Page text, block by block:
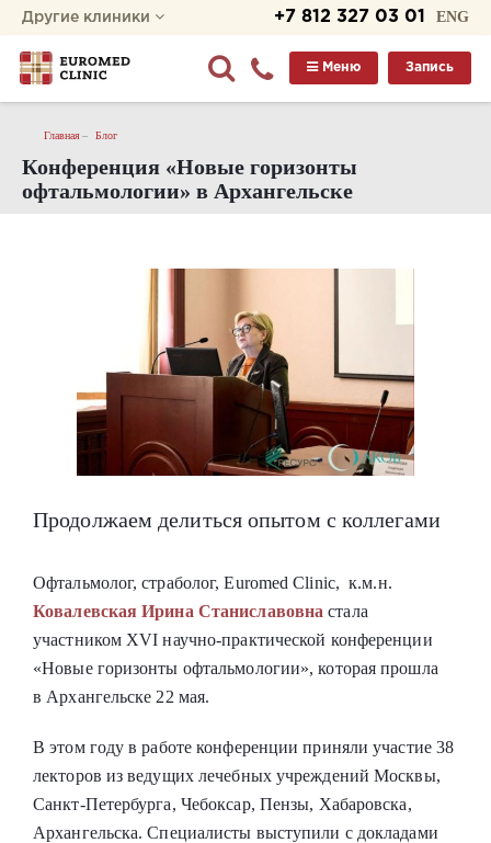
ENG
+7 812 327 03 01
Другие клиники
Запись
Меню
Главная Блог
Конференция «Новые горизонты
офтальмологии» в Архангельске
Продолжаем делиться опытом с коллегами
Офтальмолог, страболог, Euromed Clinic, к.м.н.
Ковалевская Ирина Станиславовна стала
участником XVI научно-практической конференции
«Новые горизонты офтальмологии», которая прошла
в Архангельске 22 мая.
В этом году в работе конференции приняли участие 38
лекторов из ведущих лечебных учреждений Москвы,
Санкт-Петербурга, Чебоксар, Пензы, Хабаровска,
Архангельска. Специалисты выступили с докладами